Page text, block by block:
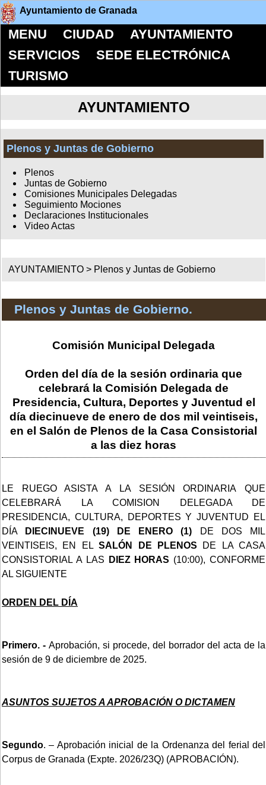
Ayuntamiento de Granada
MENU CIUDAD
AYUNTAMIENTO
SERVICIOS
SEDE ELECTRÓNICA
TURISMO
AYUNTAMIENTO
Plenos y Juntas de Gobierno
Plenos
Juntas de Gobierno
Comisiones Municipales Delegadas
Seguimiento Mociones
Declaraciones Institucionales
Video Actas
AYUNTAMIENTO > Plenos y Juntas de Gobierno
Plenos y Juntas de Gobierno.
Comisión Municipal Delegada
Orden del día de la sesión ordinaria que
celebrará la Comisión Delegada de
Presidencia, Cultura, Deportes y Juventud el
día diecinueve de enero de dos mil veintiseis,
en el Salón de Plenos de la Casa Consistorial
a las diez horas
LE RUEGO ASISTA A LA SESIÓN ORDINARIA
QUE
CELEBRARÁ LA COMISION DELEGADA DE
PRESIDENCIA, CULTURA, DEPORTES Y JUVENTUD EL
DÍA
DIECINUEVE (19) DE ENERO (1) DE DOS MIL
VEINTISEIS, EN ELSALÓN DE PLENOS DE LA CASA
CONSISTORIAL A LAS
DIEZ HORAS (10:00), CONFORME
AL SIGUIENTE
ORDEN DEL DÍA
Primero. - Aprobación, si procede, del borrador del acta de la
sesión de 9 de diciembre de 2025.
ASUNTOS SUJETOS A APROBACIÓN O DICTAMEN
Segundo. – Aprobación inicial de la Ordenanza del ferial del
Corpus de Granada (Expte. 2026/23Q) (APROBACIÓN).